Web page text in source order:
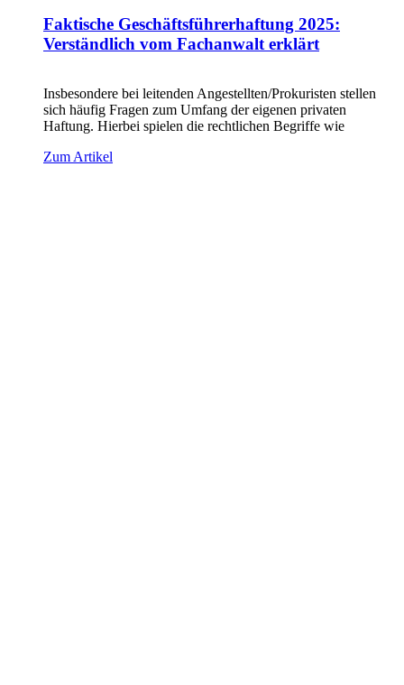
Faktische Geschäftsführerhaftung 2025:
Verständlich vom Fachanwalt erklärt
Insbesondere bei leitenden Angestellten/Prokuristen stellen
sich häufig Fragen zum Umfang der eigenen privaten
Haftung. Hierbei spielen die rechtlichen Begriffe wie
Zum Artikel